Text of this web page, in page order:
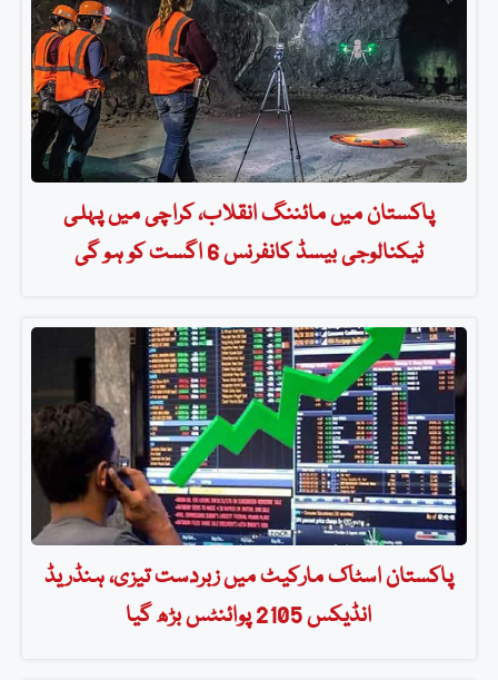
پاکستان میں مائننگ انقلاب، کراچی میں پہلی
ٹیکنالوجی بیسڈ کانفرنس 6 اگست کو ہو گی
پاکستان اسٹاک مارکیٹ میں زبردست تیزی، ہنڈریڈ
انڈیکس 2105 پوائنٹس بڑھ گیا